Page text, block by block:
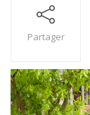
Partager